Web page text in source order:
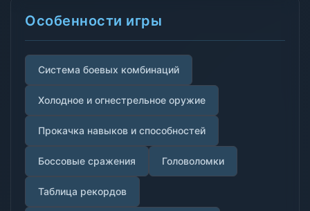
Особенности игры
Система боевых комбинаций
Холодное и огнестрельное оружие
Прокачка навыков и способностей
Боссовые сражения Головоломки
Таблица рекордов